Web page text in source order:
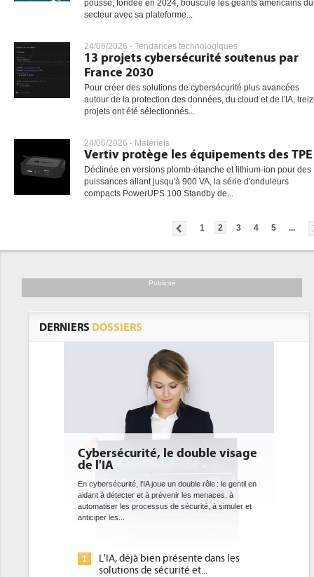
pousse, fondée en 2024, bouscule les géants américains du
secteur avec sa plateforme...
24/06/2026 - Tendances technologiques
13 projets cybersécurité soutenus par
France 2030
Pour créer des solutions de cybersécurité plus avancées
autour de la protection des données, du cloud et de l'IA,
projets ont été sélectionnés...
24/06/2026 - Matériels
Vertiv protège les équipements des TPE
Déclinée en versions plomb-étanche et lithium-ion pour des
puissances allant jusqu'à 900 VA, la série d'onduleurs
compacts PowerUPS 100 Standby de...
1 2 3 4 5 ...
Publicité
DERNIERS DOSSIERS
visage
rôle : le gentil en
DEE: l'efficacité énergétique
bientôt une obligation pour les
datacenters
Des datacenters plus durables et plus efficaces, c'est
ce que recherchent les pouvoirs publics européens
avec la mise en oeuvre de la nouvelle Directive sur
1
Qu'est-ce que la DEE (directive
d'efficacité énergétique) ?